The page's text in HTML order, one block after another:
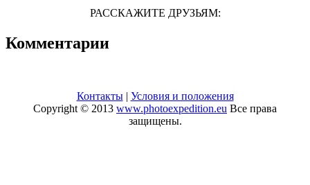
РАССКАЖИТЕ ДРУЗЬЯМ:
Комментарии
Контакты| Условия и положения
Copyright © 2013 www.photoexpedition.eu Все права
защищены.